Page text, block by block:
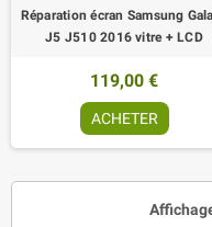
Réparation écran Samsung
J5 J510 2016 vitre + LCD
119,00 €
ACHETER